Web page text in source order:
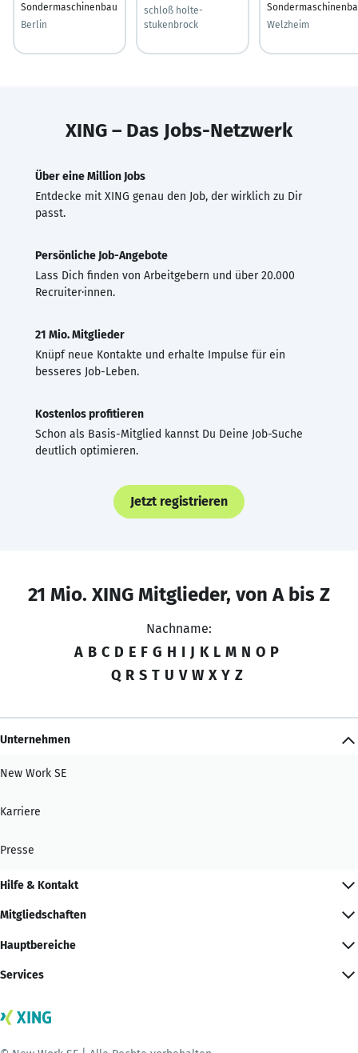
Sondermaschinenbau
Berlin
schloß holte-
stukenbrock
Welzheim
XING – Das Jobs-Netzwerk
Über eine Million Jobs
Entdecke mit XING genau den Job, der wirklich zu Dir
passt.
Persönliche Job-Angebote
Lass Dich finden von Arbeitgebern und über 20.000
Recruiter·innen.
21 Mio. Mitglieder
Knüpf neue Kontakte und erhalte Impulse für ein
besseres Job-Leben.
Kostenlos profitieren
Schon als Basis-Mitglied kannst Du Deine Job-Suche
deutlich optimieren.
Jetzt registrieren
21 Mio. XING Mitglieder, von A bis Z
Nachname:
A B C D E F G H I J K L M N O P
Q R S T U V W X Y Z
Unternehmen
New Work SE
Karriere
Presse
Hilfe & Kontakt
Mitgliedschaften
Hauptbereiche
Services